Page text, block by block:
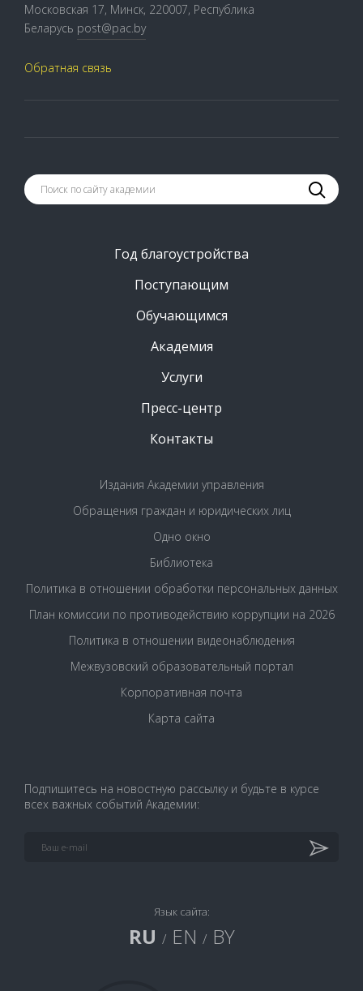
Московская 17, Минск, 220007, Республика
Беларусь post@pac.by
Обратная связь
Год благоустройства
Поступающим
Обучающимся
Академия
Услуги
Пресс-центр
Контакты
Издания Академии управления
Обращения граждан и юридических лиц
Одно окно
Библиотека
Политика в отношении обработки персональных данных
План комиссии по противодействию коррупции на 2026
Политика в отношении видеонаблюдения
Межвузовский образовательный портал
Корпоративная почта
Карта сайта
Подпишитесь на новостную рассылку и будьте в курсе
всех важных событий Академии:
Язык сайта:
RU / EN / BY